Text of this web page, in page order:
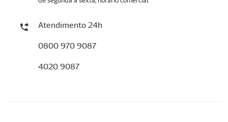
Atendimento 24h
0800 970 9087
4020 9087